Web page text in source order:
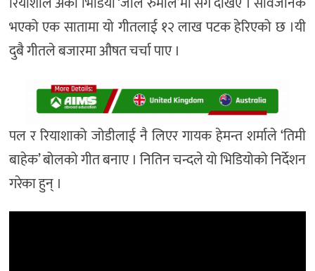
भएको एक सातामा यो गीतलाई १२ लाख पटक हेरिएको छ ।यी
दुबै गीतले बजारमा औषत चर्चा पाए ।
पल र रियाशाको जोडीलाई नै लिएर गायक हेमन्त शर्माले ‘तिमी
बाहेक’ बोलको गीत बनाए । नितिन चन्दले यो भिडियोको निर्देशन
गरेका हुन् ।